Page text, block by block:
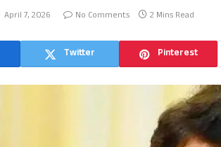
April 7, 2026 No Comments 2 Mins Read
Twitter Pinterest